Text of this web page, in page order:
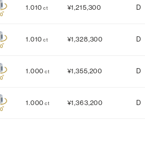
EXCELLENT
FAINT
1.010 ct ¥1,215,300 D
1.010 ct ¥1,328,300 D
1.000 ct ¥1,355,200 D
1.000 ct ¥1,363,200 D